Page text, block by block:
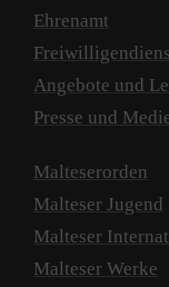
Ehrenamt
Angebote und
Presse und
Malteserorden
Malteser Jugend
Malteser
Malteser Werke